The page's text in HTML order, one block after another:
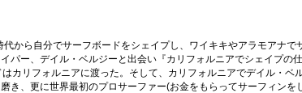
から自分でサーフボードをシェイプし、ワイキキやアラモアナで
パー、デイル・ベルジーと出会い『カリフォルニアでシェイプの
カリフォルニアに渡った。そして、カリフォルニアでデイル・ベ
き、更に世界最初のプロサーファー(お金をもらってサーフィンを